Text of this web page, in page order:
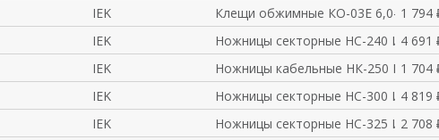
IEK Клещи обжимные КО-03Е 6,0-16 м
1 794
IEK Ножницы секторные НС-240 ИЭК4 691
IEK Ножницы кабельные НК-250 ИЭК1 704
IEK Ножницы секторные НС-300 ИЭК4 819
IEK Ножницы секторные НС-325 ИЭК2 708